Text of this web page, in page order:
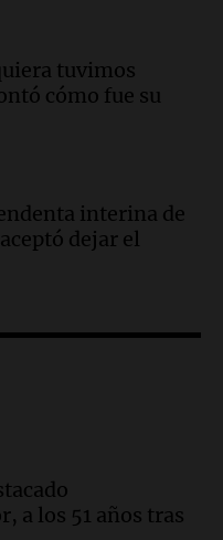
de Lebron
en Alderete por
controlados
Cueva llama a
Aires
tuvimos
cómo fue su
interina de
dejar el
a los 51 años tras